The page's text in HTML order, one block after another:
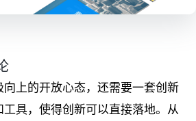
上的开放心态，还需要一套创新
具，使得创新可以直接落地。从